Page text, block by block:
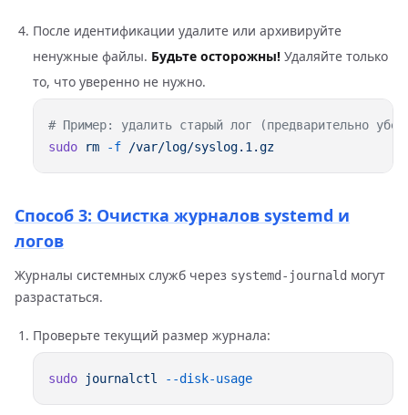
После идентификации удалите или архивируйте
ненужные файлы. Будьте осторожны! Удаляйте только
то, что уверенно не нужно.
sudo rm -f
Способ 3: Очистка журналов systemd и
логов
Журналы системных служб через systemd-journald могут
разрастаться.
Проверьте текущий размер журнала:
sudo journalctl